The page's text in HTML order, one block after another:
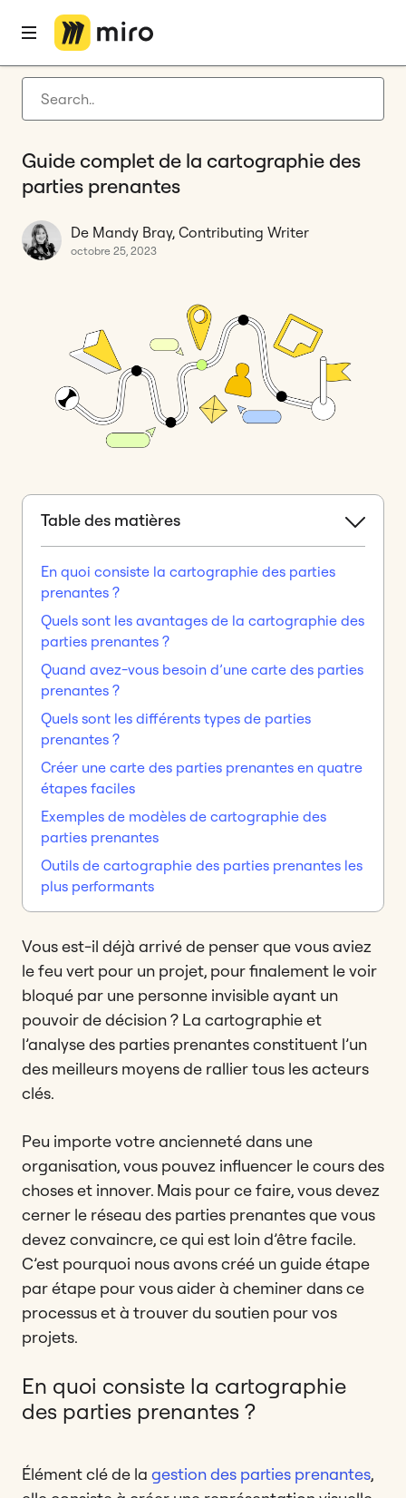
Latest articles
Gestion Agile
Nouveautés Miro
Guides
Accueil
Guide complet de la cartographie des
parties prenantes
De Mandy Bray, Contributing Writer
octobre 25, 2023
Vous est-il déjà arrivé de penser que vous aviez
le feu vert pour un projet, pour finalement le voir
bloqué par une personne invisible ayant un
pouvoir de décision ? La cartographie et
l’analyse des parties prenantes constituent l’un
des meilleurs moyens de rallier tous les acteurs
clés.
Peu importe votre ancienneté dans une
organisation, vous pouvez influencer le cours des
choses et innover. Mais pour ce faire, vous devez
cerner le réseau des parties prenantes que vous
devez convaincre, ce qui est loin d’être facile.
C’est pourquoi nous avons créé un guide étape
par étape pour vous aider à cheminer dans ce
processus et à trouver du soutien pour vos
projets.
En quoi consiste la cartographie
des parties prenantes ?
Élément clé de la gestion des parties prenantes,
Table des matières
En quoi consiste la cartographie des parties
prenantes ?
Quels sont les avantages de la cartographie des
parties prenantes ?
Quand avez-vous besoin d’une carte des parties
prenantes ?
Quels sont les différents types de parties
prenantes ?
Créer une carte des parties prenantes en quatre
étapes faciles
Exemples de modèles de cartographie des
parties prenantes
Outils de cartographie des parties prenantes les
plus performants